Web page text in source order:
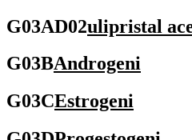
G03AD02ulipristal
G03BAndrogeni
G03CEstrogeni